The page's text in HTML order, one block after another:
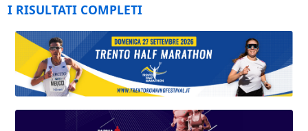
I RISULTATI COMPLETI